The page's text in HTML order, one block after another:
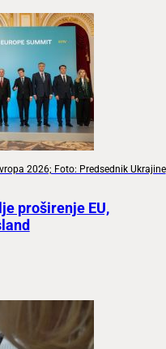
2026; Foto: Predsednik Ukrajine
proširenje EU,